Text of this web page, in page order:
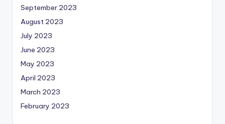
September 2023
August 2023
July 2023
June 2023
May 2023
April 2023
March 2023
February 2023